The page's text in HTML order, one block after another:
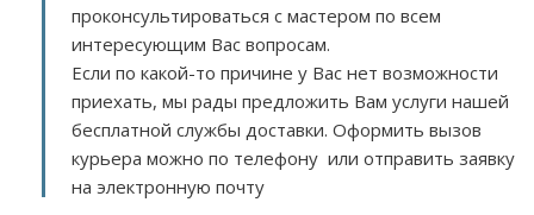
проконсультироваться с мастером по всем
интересующим Вас вопросам.
Если по какой-то причине у Вас нет возможности
приехать, мы рады предложить Вам услуги нашей
бесплатной службы доставки. Оформить вызов
курьера можно по телефону или отправить заявку
на электронную почту